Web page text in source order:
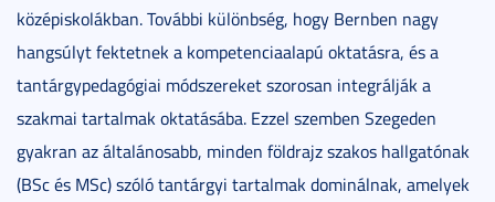
középiskolákban. További különbség, hogy Bernben nagy
hangsúlyt fektetnek a kompetenciaalapú oktatásra, és a
tantárgypedagógiai módszereket szorosan integrálják a
szakmai tartalmak oktatásába. Ezzel szemben Szegeden
gyakran az általánosabb, minden földrajz szakos hallgatónak
(BSc és MSc) szóló tantárgyi tartalmak dominálnak, amelyek